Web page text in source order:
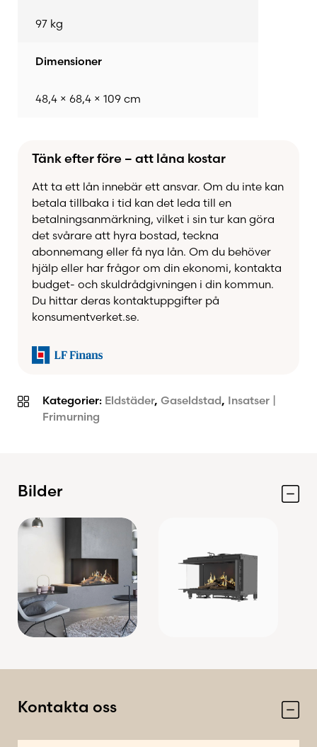
Kategorier: Eldstäder, Gaseldstad, Insatser |
Frimurning
97 kg
Dimensioner
48,4 × 68,4 × 109 cm
Tänk efter före – att låna kostar
Att ta ett lån innebär ett ansvar. Om du inte kan
betala tillbaka i tid kan det leda till en
betalningsanmärkning, vilket i sin tur kan göra
det svårare att hyra bostad, teckna
abonnemang eller få nya lån. Om du behöver
hjälp eller har frågor om din ekonomi, kontakta
budget- och skuldrådgivningen i din kommun.
Du hittar deras kontaktuppgifter på
konsumentverket.se.
Bilder
Kontakta oss